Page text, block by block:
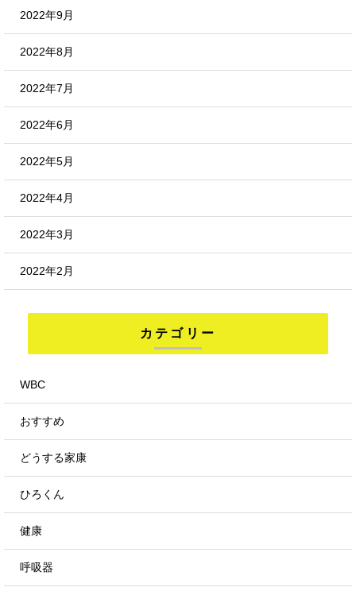
2022年9月
2022年8月
2022年7月
2022年6月
2022年5月
2022年4月
2022年3月
2022年2月
カテゴリー
WBC
おすすめ
どうする家康
ひろくん
健康
呼吸器